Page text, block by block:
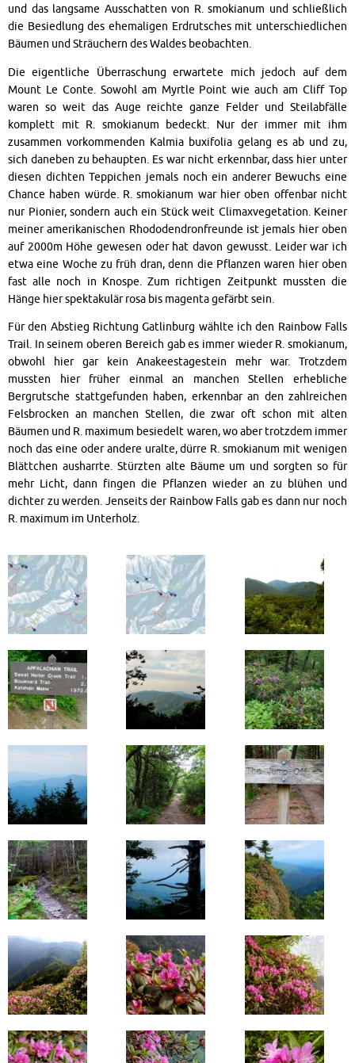
und das langsame Ausschatten von R. smokianum und schließlich
die Besiedlung des ehemaligen Erdrutsches mit unterschiedlichen
Bäumen und Sträuchern des Waldes beobachten.
Die eigentliche Überraschung erwartete mich jedoch auf dem
Mount Le Conte. Sowohl am Myrtle Point wie auch am Cliff Top
waren so weit das Auge reichte ganze Felder und Steilabfälle
komplett mit R. smokianum bedeckt. Nur der immer mit ihm
zusammen vorkommenden Kalmia buxifolia gelang es ab und zu,
sich daneben zu behaupten. Es war nicht erkennbar, dass hier unter
diesen dichten Teppichen jemals noch ein anderer Bewuchs eine
Chance haben würde. R. smokianum war hier oben offenbar nicht
nur Pionier, sondern auch ein Stück weit Climaxvegetation. Keiner
meiner amerikanischen Rhododendronfreunde ist jemals hier oben
auf 2000m Höhe gewesen oder hat davon gewusst. Leider war ich
etwa eine Woche zu früh dran, denn die Pflanzen waren hier oben
fast alle noch in Knospe. Zum richtigen Zeitpunkt mussten die
Hänge hier spektakulär rosa bis magenta gefärbt sein.
Für den Abstieg Richtung Gatlinburg wählte ich den Rainbow Falls
Trail. In seinem oberen Bereich gab es immer wieder R. smokianum,
obwohl hier gar kein Anakeestagestein mehr war. Trotzdem
mussten hier früher einmal an manchen Stellen erhebliche
Bergrutsche stattgefunden haben, erkennbar an den zahlreichen
Felsbrocken an manchen Stellen, die zwar oft schon mit alten
Bäumen und R. maximum besiedelt waren, wo aber trotzdem immer
noch das eine oder andere uralte, dürre R. smokianum mit wenigen
Blättchen ausharrte. Stürzten alte Bäume um und sorgten so für
mehr Licht, dann fingen die Pflanzen wieder an zu blühen und
dichter zu werden. Jenseits der Rainbow Falls gab es dann nur noch
R. maximum im Unterholz.